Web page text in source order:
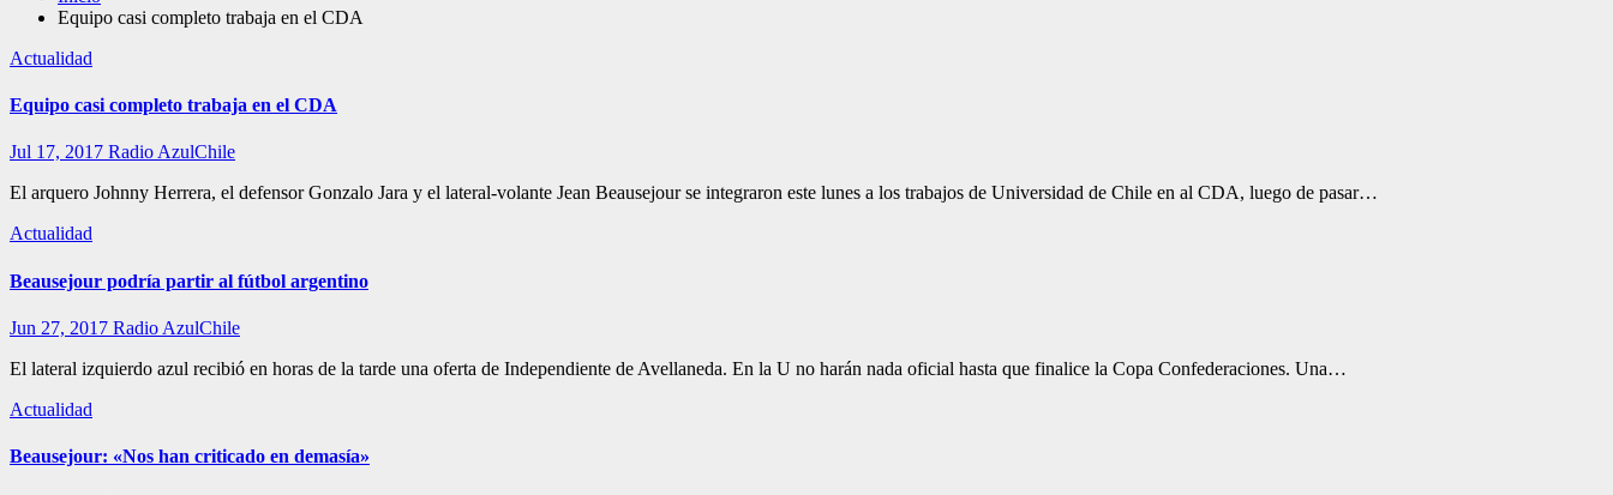
Equipo casi completo trabaja en el CDA
Actualidad
Equipo casi completo trabaja en el CDA
Jul 17, 2017 Radio AzulChile
El arquero Johnny Herrera, el defensor Gonzalo Jara y el lateral-volante Jean Beausejour se integraron este lunes a los trabajos de Universidad de Chile en al CDA, luego de pasar…
Actualidad
Beausejour podría partir al fútbol argentino
Jun 27, 2017 Radio AzulChile
El lateral izquierdo azul recibió en horas de la tarde una oferta de Independiente de Avellaneda. En la U no harán nada oficial hasta que finalice la Copa Confederaciones. Una…
Actualidad
Beausejour: «Nos han criticado en demasía»